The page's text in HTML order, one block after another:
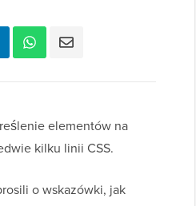
elementów na
kilku linii CSS.
o wskazówki, jak